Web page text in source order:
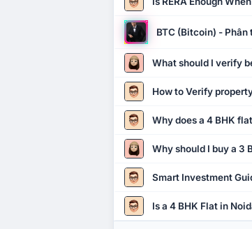
BTC (Bitcoin) -
What should I verify
How to Verify
Why does a 4 BHK
Why should I buy a 3
Smart Investment
Is a 4 BHK Flat in